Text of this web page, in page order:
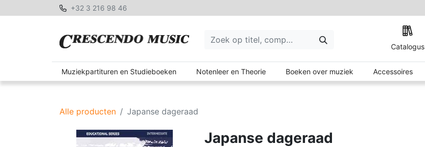
+32 3 216 98 46
Catalogus
Muziekpartituren en Studieboeken Notenleer en Theorie Boeken over muziek Accessoires
Alle producten Japanse dageraad
Japanse dageraad